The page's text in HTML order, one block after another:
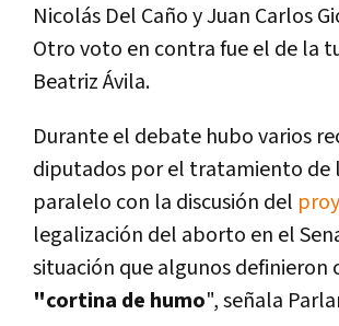
Nicolás Del Caño y Juan Carlos
Otro voto en contra fue el de la
Beatriz Ávila.
Durante el debate hubo varios
diputados por el tratamiento de
paralelo con la discusión del
legalización del aborto en el
situación que algunos definieron
"cortina de humo", señala